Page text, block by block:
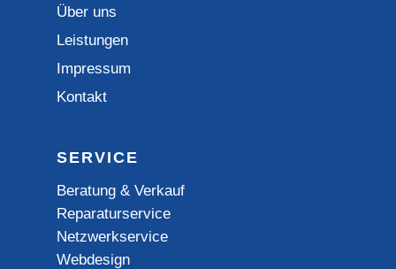
Über uns
Leistungen
Impressum
Kontakt
SERVICE
Beratung & Verkauf
Reparaturservice
Netzwerkservice
Webdesign